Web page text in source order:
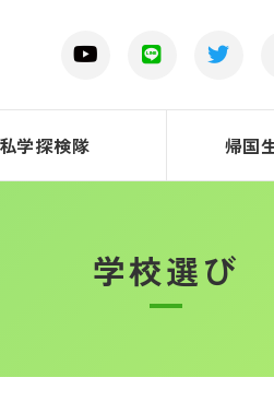
私学探検隊 帰国
学校選び